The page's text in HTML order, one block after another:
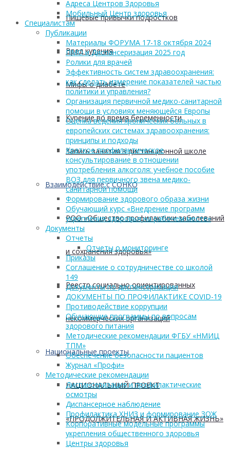
Пищевые привычки подростков
Вред курения
Мифы о диабете
Курение во время беременности
Запись занятия в дистанционной школе
Взаимодействие с СОНКО
РОО «Общество профилактики заболеваний
и сохранения здоровья»
Реестр социально ориентированных
некоммерческих организаций
Национальные проекты
НАЦИОНАЛЬНЫЙ ПРОЕКТ
«ПРОДОЛЖИТЕЛЬНАЯ И АКТИВНАЯ ЖИЗНЬ»
Адреса Центров Здоровья
Мобильный Центр здоровья
Cпециалистам
Публикации
Материалы ФОРУМА 17-18 октября 2024
ПМО и Диспансеризация 2025 год
Ролики для врачей
Эффективность систем здравоохранения:
как сделать измерение показателей частью
политики и управления?
Организация первичной медико-санитарной
помощи в условиях меняющейся Европы
Оценка ведения хронических больных в
европейских системах здравоохранения:
принципы и подходы
Краткое профилактическое
консультирование в отношении
употребления алкоголя: учебное пособие
ВОЗ для первичного звена медико-
санитарной помощи
Формирование здорового образа жизни
Обучающий курс «Внедрение программ
укрепления здоровья на рабочем месте»
Документы
Отчеты
Отчеты о мониторинге
Приказы
Соглашение о сотрудничестве со школой
149
Документы по диспансеризации
ДОКУМЕНТЫ ПО ПРОФИЛАКТИКЕ COVID-19
Противодействие коррупции
Обучающие программы по вопросам
здорового питания
Методические рекомендации ФГБУ «НМИЦ
ТПМ»
Обеспечение безопасности пациентов
Журнал «Профи»
Методические рекомендации
Диспансеризация и профилактические
осмотры
Диспансерное наблюдение
Профилактика ХНИЗ и формирование ЗОЖ
Корпоративные модельные программы
укрепления общественного здоровья
Центры здоровья